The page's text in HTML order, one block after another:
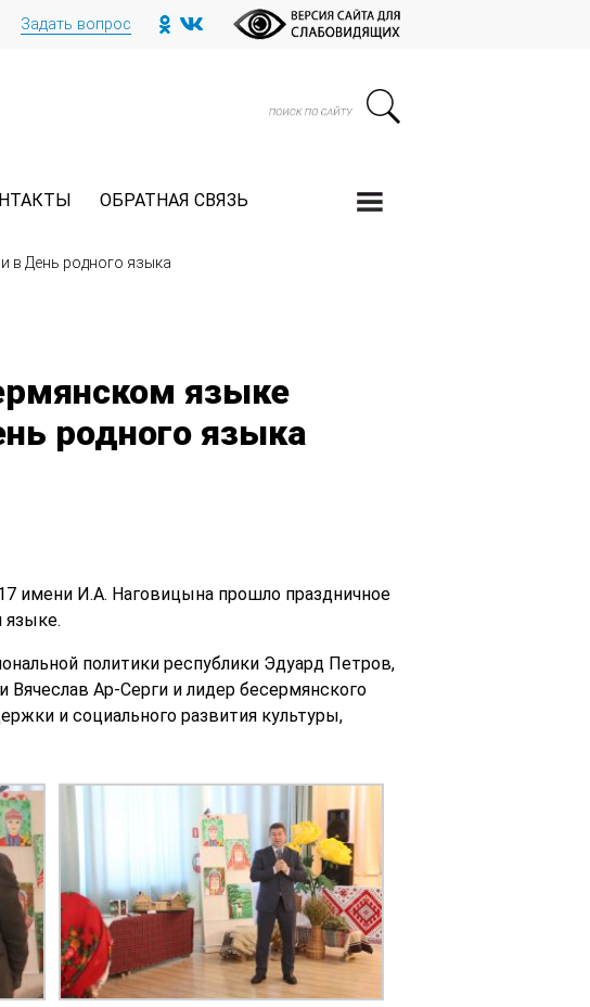
Задать вопрос
ОБРАТНАЯ СВЯЗЬ
в День родного языка
языке
родного языка
имени И.А. Наговицына прошло праздничное
языке.
политики республики Эдуард Петров,
Вячеслав Ар-Серги илидер бесермянского
и социального развития культуры,